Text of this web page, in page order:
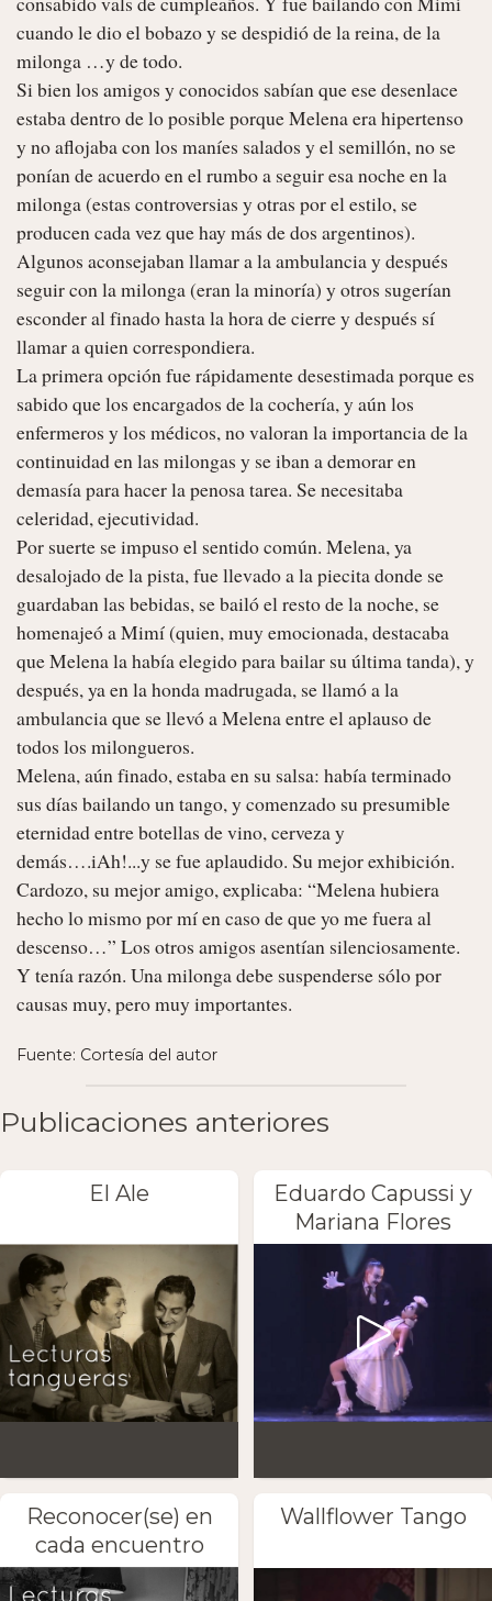
cuando le dio el bobazo y se despidió de la reina, de la
milonga …y de todo.
Si bien los amigos y conocidos sabían que ese desenlace
estaba dentro de lo posible porque Melena era hipertenso
y no aflojaba con los maníes salados y el semillón, no se
ponían de acuerdo en el rumbo a seguir esa noche en la
milonga (estas controversias y otras por el estilo, se
producen cada vez que hay más de dos argentinos).
Algunos aconsejaban llamar a la ambulancia y después
seguir con la milonga (eran la minoría) y otros sugerían
esconder al finado hasta la hora de cierre y después sí
llamar a quien correspondiera.
La primera opción fue rápidamente desestimada porque es
sabido que los encargados de la cochería, y aún los
enfermeros y los médicos, no valoran la importancia de la
continuidad en las milongas y se iban a demorar en
demasía para hacer la penosa tarea. Se necesitaba
celeridad, ejecutividad.
Por suerte se impuso el sentido común. Melena, ya
desalojado de la pista, fue llevado a la piecita donde se
guardaban las bebidas, se bailó el resto de la noche, se
homenajeó a Mimí (quien, muy emocionada, destacaba
que Melena la había elegido para bailar su última tanda), y
después, ya en la honda madrugada, se llamó a la
ambulancia que se llevó a Melena entre el aplauso de
todos los milongueros.
Melena, aún finado, estaba en su salsa: había terminado
sus días bailando un tango, y comenzado su presumible
eternidad entre botellas de vino, cerveza y
demás….iAh!...y se fue aplaudido. Su mejor exhibición.
Cardozo, su mejor amigo, explicaba: “Melena hubiera
hecho lo mismo por mí en caso de que yo me fuera al
descenso…” Los otros amigos asentían silenciosamente.
Y tenía razón. Una milonga debe suspenderse sólo por
causas muy, pero muy importantes.
Fuente: Cortesía del autor
Publicaciones anteriores
El Ale
Eduardo Capussi y
Mariana Flores
Reconocer(se) en
cada encuentro
Wallflower Tango